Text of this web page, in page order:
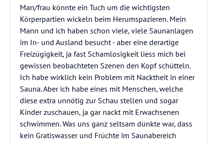
Man/frau könnte ein Tuch um die wichtigsten
Körperpartien wickeln beim Herumspazieren. Mein
Mann und ich haben schon viele, viele Saunanlagen
im In- und Ausland besucht - aber eine derartige
Freizügigkeit, ja fast Schamlosigkeit liess mich bei
gewissen beobachteten Szenen den Kopf schütteln.
Ich habe wirklich kein Problem mit Nacktheit in einer
Sauna. Aber ich habe eines mit Menschen, welche
diese extra unnötig zur Schau stellen und sogar
Kinder zuschauen, ja gar nackt mit Erwachsenen
schwimmen. Was uns ganz seltsam dünkte war, dass
kein Gratiswasser und Früchte im Saunabereich